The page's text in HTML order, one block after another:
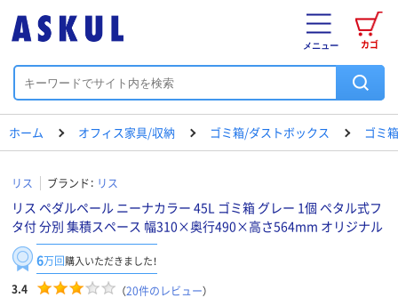
カゴ
メニュー
ホーム オフィス家具/収納 ゴミ箱/ダストボックス ゴミ
リス ブランド： リス
リス ペダルペール ニーナカラー 45L ゴミ箱 グレー 1個 ペタル式フ
タ付 分別 集積スペース 幅310×奥行490×高さ564mm オリジナル
6万回購入いただきました！
3.4 （20件のレビュー）